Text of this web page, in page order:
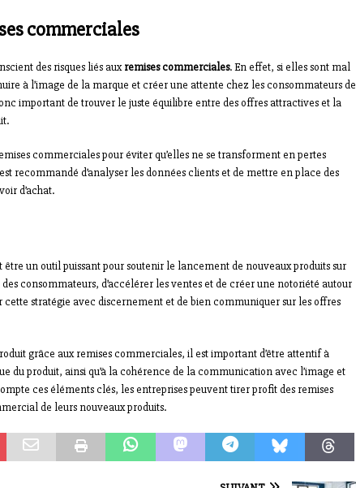
commerciales
des risques liés auxremises commerciales. En effet, si elles sont mal
à l’image de la marque et créer une attente chez les consommateurs de
important de trouver le juste équilibre entre des offres attractives et la
commerciales pour éviter qu’elles ne se transforment en pertes
recommandé d’analyser les données clients et de mettre en place des
d’achat.
être un outil puissant pour soutenir le lancement de nouveaux produits sur
consommateurs, d’accélérer les ventes et de créer une notoriété autour
cette stratégie avec discernement et de bien communiquer sur les offres
grâce aux remises commerciales, il est important d’être attentif à
du produit, ainsi qu’à la cohérence de la communication avec l’image et
ces éléments clés, les entreprises peuvent tirer profit des remises
de leurs nouveaux produits.